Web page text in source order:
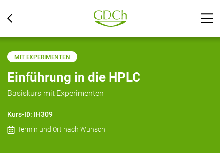
MIT EXPERIMENTEN
Einführung in die HPLC
Basiskurs mit Experimenten
Kurs-ID: IH309
Termin und Ort nach Wunsch